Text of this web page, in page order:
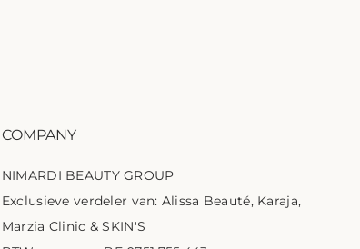
COMPANY
NIMARDI BEAUTY GROUP
Exclusieve verdeler van: Alissa Beauté, Karaja,
Marzia Clinic & SKIN'S